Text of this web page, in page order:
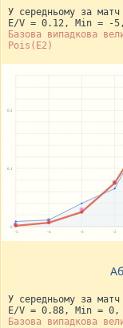
У середньому за
E/V = 0.12, Min = -
Базова випадкова
Pois(E2)
У середньому за
E/V = 0.88, Min = 0,
Базова випадкова